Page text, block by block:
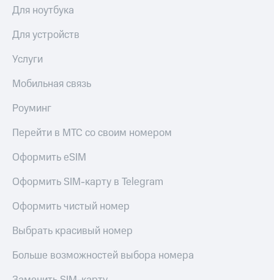
Для ноутбука
Для устройств
Услуги
Мобильная связь
Роуминг
Перейти в МТС со своим номером
Оформить eSIM
Оформить SIM-карту в Telegram
Оформить чистый номер
Выбрать красивый номер
Больше возможностей выбора номера